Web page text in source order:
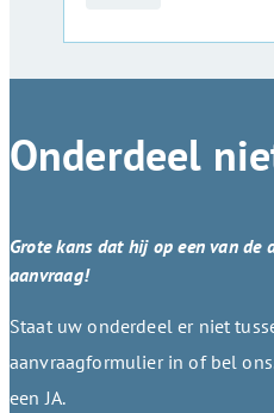
Onderdeel
Grote kans dat hij op een van de
aanvraag!
Staat uw onderdeel er niet
aanvraagformulier in of bel
een JA.